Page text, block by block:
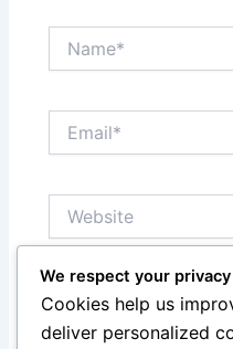
Save my name,
for the next time I
We respect your privacy
Cookies help us
deliver personalized